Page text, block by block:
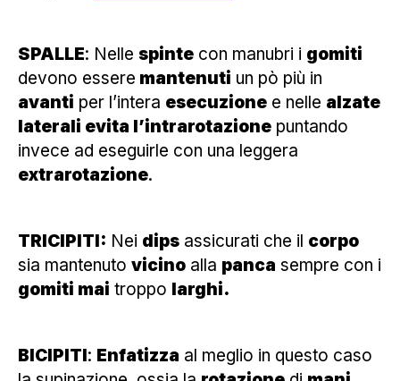
SPALLE: Nelle spinte con manubri i gomiti
devono essere mantenuti un pò più in
avanti per l’intera esecuzione e nelle alzate
laterali evita l’intrarotazione puntando
invece ad eseguirle con una leggera
extrarotazione.
TRICIPITI: Nei dips assicurati che il corpo
sia mantenuto vicino alla panca sempre con i
gomiti mai troppo larghi.
BICIPITI: Enfatizza al meglio in questo caso